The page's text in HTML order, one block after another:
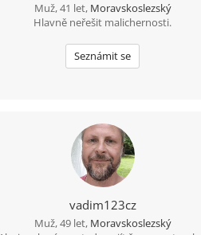
Muž, 41 let, Moravskoslezský
Hlavně neřešit malichernosti.
Seznámit se
vadim123cz
Muž, 49 let, Moravskoslezský